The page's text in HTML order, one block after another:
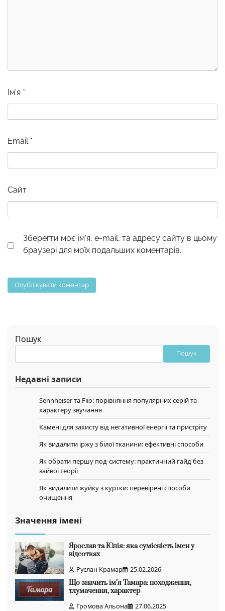
Ім'я *
Email *
Сайт
Зберегти моє ім'я, e-mail, та адресу сайту в цьому
браузері для моїх подальших коментарів.
Пошук
Пошук
Недавні записи
Sennheiser та Fiio: порівняння популярних серій та
характеру звучання
Камені для захисту від негативної енергії та пристріту
Як видалити іржу з білої тканини: ефективні способи
Як обрати першу под-систему: практичний гайд без
зайвої теорії
Як видалити жуйку з куртки: перевірені способи
очищення
Значення імені
Ярослав та Юлія: яка сумісність імен у
відсотках
Руслан Крамар
25.02.2026
Що значить ім’я Тамара: походження,
тлумачення, характер
Громова Альона
27.06.2025